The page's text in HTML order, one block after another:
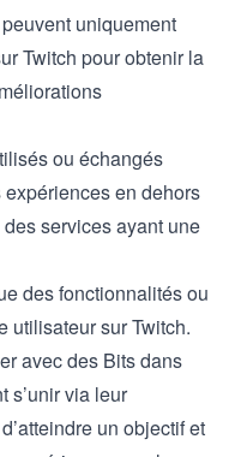
uniquement
Twitch pour obtenir la
ou échangés
en dehors
services ayant une
des fonctionnalités ou
utilisateur sur Twitch.
avec des Bits dans
s’unir via leur
un objectif et